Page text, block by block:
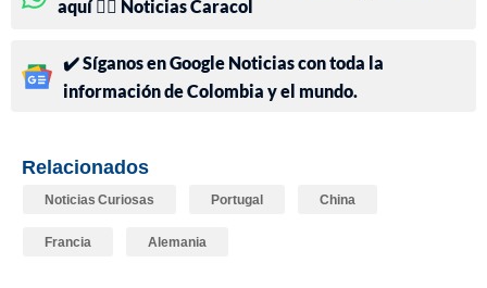
aquí 👉🏻 Noticias Caracol
✔️ Síganos en Google Noticias con toda la
información de Colombia y el mundo.
Relacionados
Noticias Curiosas Portugal China
Francia Alemania